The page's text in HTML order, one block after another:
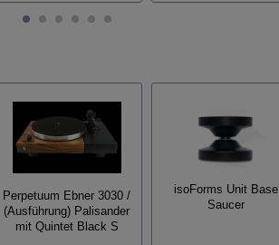
Perpetuum Ebner 3030 /
(Ausführung) Palisander
mit Quintet Black S
isoForms Unit Base
Saucer